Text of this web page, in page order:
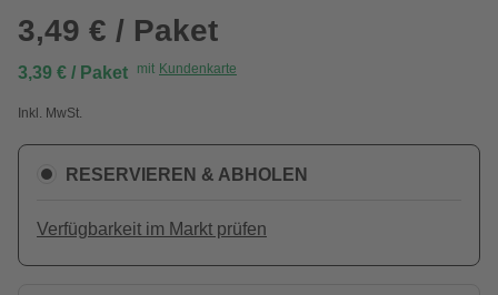
3,49 € / Paket
3,39 € / Paket mit Kundenkarte
Inkl. MwSt.
RESERVIEREN & ABHOLEN
Verfügbarkeit im Markt prüfen